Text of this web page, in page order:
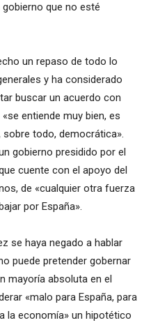
que no esté
un repaso de todo lo
y ha considerado
buscar un acuerdo con
entiende muy bien, es
sobre todo, democrática».
gobierno presidido por el
cuente con el apoyo del
de «cualquier otra fuerza
por España».
se haya negado a hablar
puede pretender gobernar
mayoría absoluta en el
«malo para España, para
la economía» un hipotético